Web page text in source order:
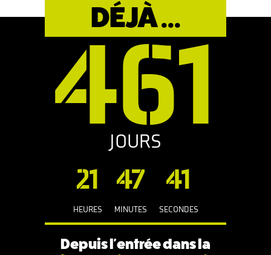
DÉJÀ ...
461
JOURS
21
HEURES
47
MINUTES
41
SECONDES
Depuis l'entrée dans la